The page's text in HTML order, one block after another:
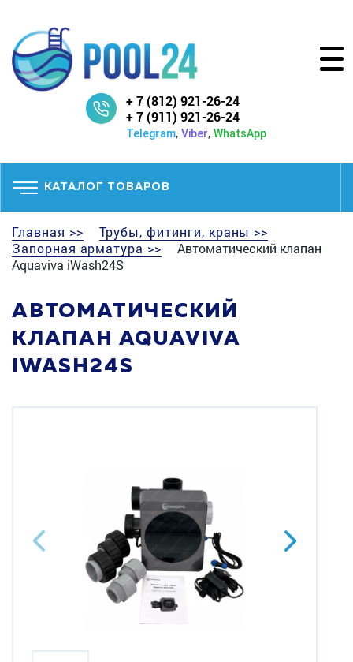
+ 7 (812) 921-26-24
+ 7 (911) 921-26-24
Telegram, Viber, WhatsApp
КАТАЛОГ ТОВАРОВ
Главная >>
Трубы, фитинги, краны >>
Запорная арматура >>
Автоматический клапан
Aquaviva iWash24S
АВТОМАТИЧЕСКИЙ
КЛАПАН AQUAVIVA
IWASH24S